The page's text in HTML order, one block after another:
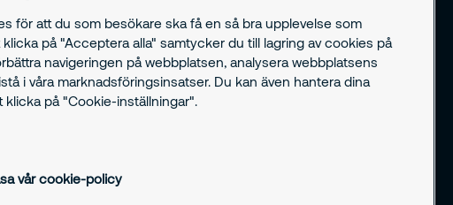
drift
stärka
för att du som besökare ska få en så bra upplevelse som
på "Acceptera alla" samtycker du till lagring av cookies på
navigeringen på webbplatsen, analysera webbplatsens
i våra marknadsföringsinsatser. Du kan även hantera dina
på "Cookie-inställningar".
vår cookie-policy